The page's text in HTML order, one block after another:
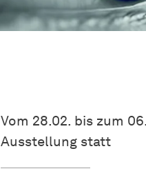
Vom 28.02. bis zum
Ausstellung statt